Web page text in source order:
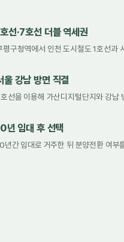
선·7호선 더블 역세권
평구청역에서 인천 도시철도 1호선과
울 강남 방면 직결
선을 이용해 가산디지털단지와 강남
년 임대 후 선택
년간 임대로 거주한 뒤 분양전환 여부